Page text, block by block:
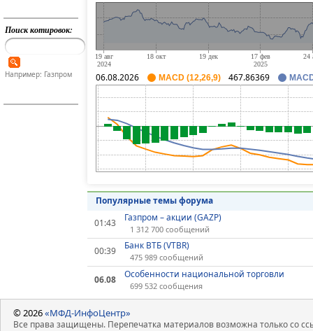
Поиск котировок:
Например: Газпром 06.08.2026 MACD (12,26,9) 467.86369
Популярные темы форума
01:43
Газпром – акции (GAZP)
1 312 700 сообщений
00:39 Банк ВТБ (VTBR)
475 989 сообщений
06.08 Особенности национальной торговли
699 532 сообщения
© 2026«МФД-ИнфоЦентр»
Все права защищены. Перепечатка материалов возможна только со